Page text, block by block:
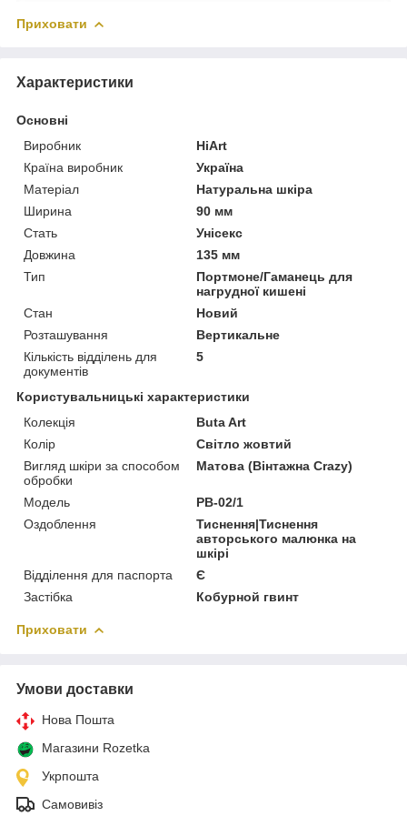
Приховати
Характеристики
Основні
Виробник
HiArt
Країна виробник
Україна
Матеріал
Натуральна шкіра
Ширина
90 мм
Стать
Унісекс
Довжина
135 мм
Тип
Портмоне/Гаманець для
нагрудної кишені
Стан
Новий
Розташування
Вертикальне
Кількість відділень для
документів
5
Користувальницькі характеристики
Колекція
Buta Art
Колір
Світло жовтий
Вигляд шкіри за способом
обробки
Матова (Вінтажна Crazy)
Модель
PB-02/1
Оздоблення
Тиснення|Тиснення
авторського малюнка на
шкірі
Відділення для паспорта
Є
Застібка
Кобурной гвинт
Приховати
Умови доставки
Нова Пошта
Магазини Rozetka
Укрпошта
Самовивіз